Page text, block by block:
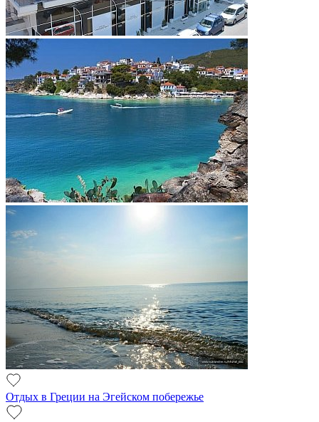
Отдых в Греции на Эгейском побережье